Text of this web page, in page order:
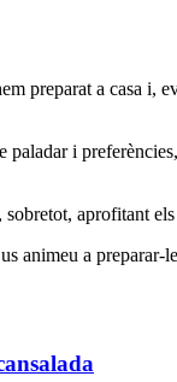
preparat a casa
paladar i
aprofitant
animeu a preparar-